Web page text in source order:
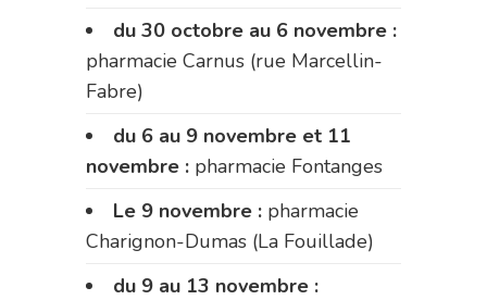
du 30 octobre au 6 novembre :
pharmacie Carnus (rue Marcellin-
Fabre)
du 6 au 9 novembre et 11
novembre : pharmacie Fontanges
Le 9 novembre : pharmacie
Charignon-Dumas (La Fouillade)
du 9 au 13 novembre :